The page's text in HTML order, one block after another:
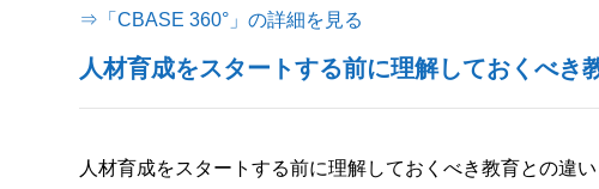
⇒「CBASE 360°」の詳細を見る
人材育成をスタートする前に理解しておくべき
人材育成をスタートする前に理解しておくべき教育との違